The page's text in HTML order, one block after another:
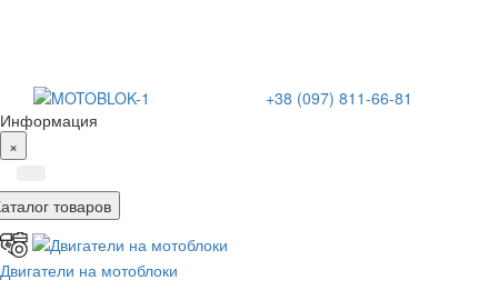
+38 (097) 811-66-81
Информация
×
товаров
Двигатели на мотоблоки